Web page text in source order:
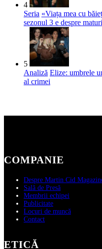
4
Seria «Viața mea cu
sezonul 3 e despre
5
Analiză Elize: umbrele
al crimei
COMPANIE
Despre Martin Cid
Sală de Presă
Membrii echipei
Publicitate
Locuri de muncă
Contact
ETICĂ